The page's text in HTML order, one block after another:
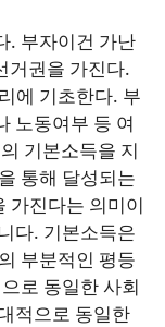
. 부자이건 가난
거권을 가진다.
에 기초한다. 부
노동여부 등 여
기본소득을 지
통해 달성되는
가진다는 의미이
다. 기본소득은
부분적인 평등
로 동일한 사회
적으로 동일한